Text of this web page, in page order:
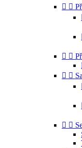
 
 
 
 